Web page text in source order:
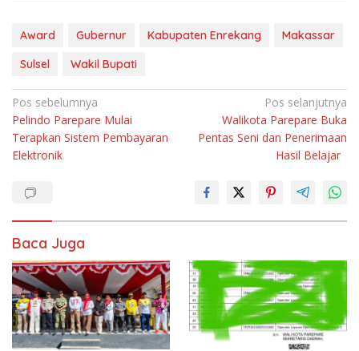
Award Gubernur Kabupaten Enrekang
Makassar
Sulsel
Wakil Bupati
Navigasi
pos
Pos sebelumnya
Pelindo Parepare Mulai
Terapkan Sistem Pembayaran
Elektronik
Pos selanjutnya
Walikota Parepare Buka
Pentas Seni dan Penerimaan
Hasil Belajar
Baca Juga